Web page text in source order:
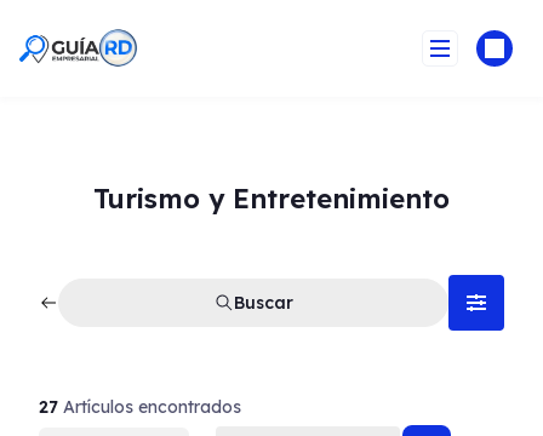
Turismo y Entretenimiento
Buscar
27 Artículos encontrados